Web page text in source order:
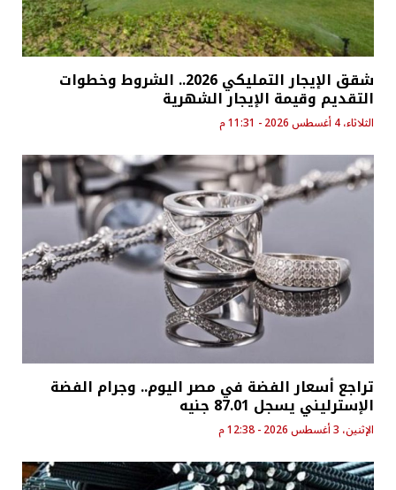
شقق الإيجار التمليكي 2026.. الشروط وخطوات
التقديم وقيمة الإيجار الشهرية
الثلاثاء، 4 أغسطس 2026 - 11:31 م
تراجع أسعار الفضة في مصر اليوم.. وجرام الفضة
الإسترليني يسجل 87.01 جنيه
الإثنين، 3 أغسطس 2026 - 12:38 م